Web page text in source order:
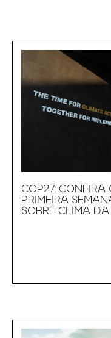
COP27: CONFIRA
PRIMEIRA
SOBRE CLIMA